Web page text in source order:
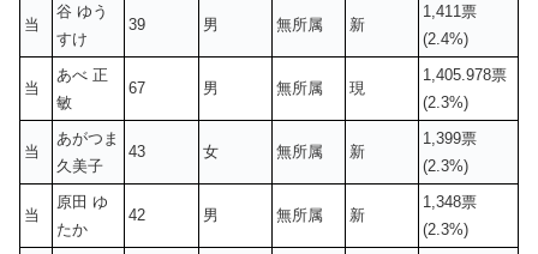
当
谷 ゆう
すけ
39 男 無所属 新
1,411票
(2.4%)
当
あべ 正
敏
67 男 無所属 現
1,405.978票
(2.3%)
当
あがつま
久美子
43 女 無所属 新
1,399票
(2.3%)
当
原田 ゆ
たか
42 男 無所属 新
1,348票
(2.3%)